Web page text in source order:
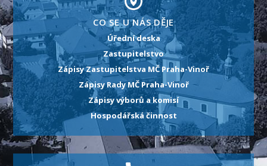
CO SE U NÁS DĚJE
Úřední deska
Zastupitelstvo
Zápisy Zastupitelstva MČ Praha-Vinoř
Zápisy Rady MČ Praha-Vinoř
Zápisy výborů a komisí
Hospodářská činnost